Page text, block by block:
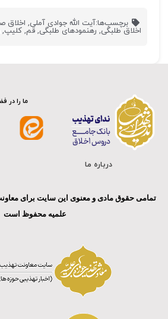
برچسب‌ها:آیت الله جوادی آملی, اخلاق
اخلاق طلبگی, رهنمودهای طلبگی, قم, کلیپ,
ما را در
درباره ما
تمامی حقوق مادی و معنوی این سایت برای
علمیه محفوظ است